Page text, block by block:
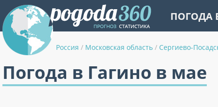
ПОГОДА
Россия / Московская область / Сергиево-
Погода в Гагино в мае